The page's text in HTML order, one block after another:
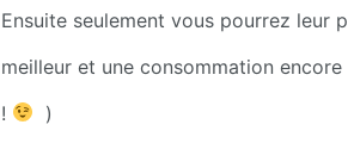
Ensuite seulement vous pourrez leur
meilleur et une consommation
!
  )